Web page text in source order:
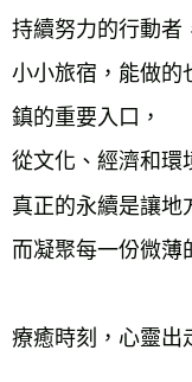
持續努力的行動者
小小旅宿，能做的
鎮的重要入口，
從文化、經濟和環
真正的永續是讓地
而凝聚每一份微薄
療癒時刻，心靈出